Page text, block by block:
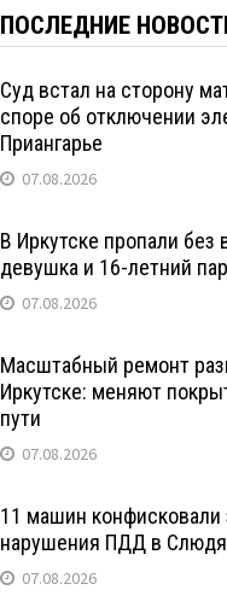
ПОСЛЕДНИЕ
Суд встал на сторону
споре об отключении
Приангарье
07.08.2026
В Иркутске пропали без
девушка и 16-летний
07.08.2026
Масштабный ремонт
Иркутске: меняют
пути
07.08.2026
11 машин конфисковали
нарушения ПДД в
07.08.2026